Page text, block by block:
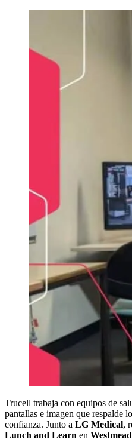
Trucell trabaja con equipos de
pantallas e imagen que respalde
confianza. Junto a LG Medical,
Lunch and Learn en